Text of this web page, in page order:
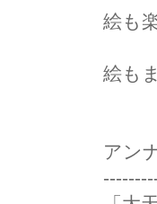
絵も
絵も
アン